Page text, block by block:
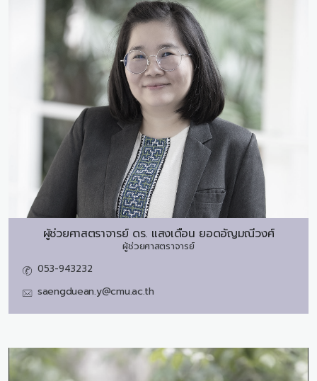
ผู้ช่วยศาสตราจารย์ ดร. แสงเดือน ยอดอัญมณีวงศ์
ผู้ช่วยศาสตราจารย์
053-943232
saengduean.y@cmu.ac.th